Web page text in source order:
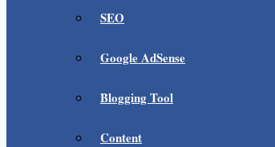
SEO
Google AdSense
Blogging Tool
Content